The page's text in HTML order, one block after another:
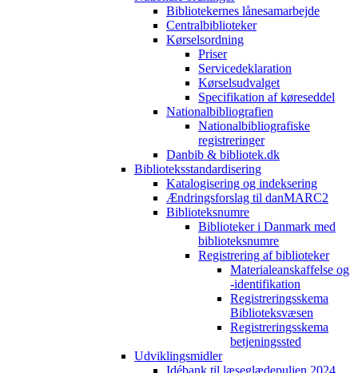
Bibliotekernes lånesamarbejde
Centralbiblioteker
Kørselsordning
Priser
Servicedeklaration
Kørselsudvalget
Specifikation af køreseddel
Nationalbibliografien
Nationalbibliografiske
registreringer
Danbib & bibliotek.dk
Biblioteksstandardisering
Katalogisering og indeksering
Ændringsforslag til danMARC2
Biblioteksnumre
Biblioteker i Danmark med
biblioteksnumre
Registrering af biblioteker
Materialeanskaffelse og
-identifikation
Registreringsskema
Biblioteksvæsen
Registreringsskema
betjeningssted
Udviklingsmidler
Idébank til læseglædepuljen 2024